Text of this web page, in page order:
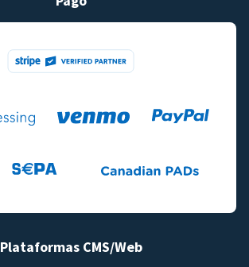
Plataformas CMS/Web